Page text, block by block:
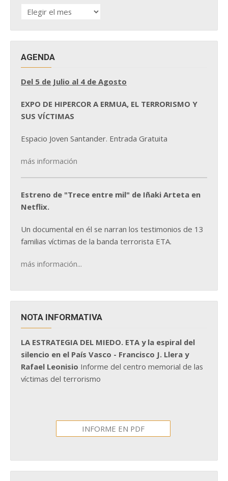
HISTÓRICO
DE
AGENDA
Del 5 de Julio al 4 de Agosto
EXPO DE HIPERCOR A ERMUA, EL TERRORISMO Y
SUS VÍCTIMAS
Espacio Joven Santander. Entrada Gratuita
más información
Estreno de "Trece entre mil" de Iñaki Arteta en
Netflix.
Un documental en él se narran los testimonios de 13
familias víctimas de la banda terrorista ETA.
más información...
NOTA INFORMATIVA
LA ESTRATEGIA DEL MIEDO. ETA y la espiral del
silencio en el País Vasco - Francisco J. Llera y
Rafael Leonisio Informe del centro memorial de las
víctimas del terrorismo
INFORME EN PDF